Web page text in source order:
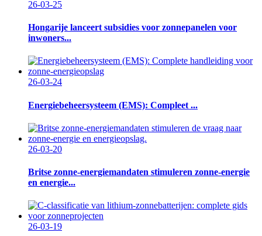
26-03-25
Hongarije lanceert subsidies voor zonnepanelen voor
inwoners...
26-03-24
Energiebeheersysteem (EMS): Compleet ...
26-03-20
Britse zonne-energiemandaten stimuleren zonne-energie
en energie...
26-03-19